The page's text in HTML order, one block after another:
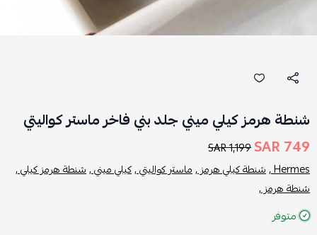
شنطة هرمز كيلي ميني جلد بني فاخر ماستر كواليتي
749 SAR
1,199 SAR
Hermes , شنطة كيلي هرمز ,ماستر كواليتي ,كيلي ميني ,شنطة هرمز كيلي ,
شنطة هرمز ,
متوفر